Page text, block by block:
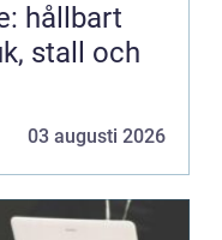
hållbart
stall och
03 augusti 2026